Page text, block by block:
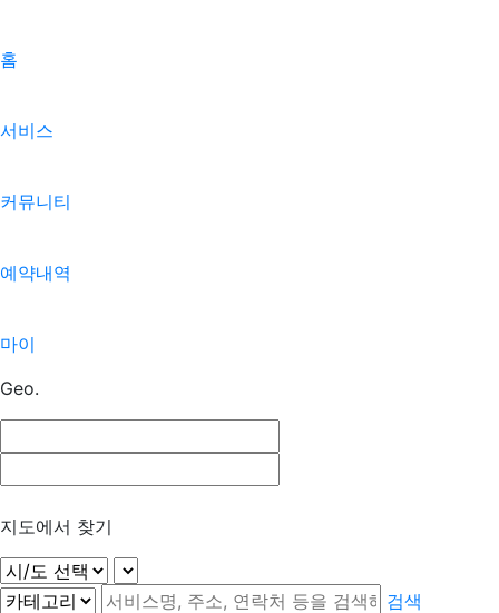
홈
서비스
커뮤니티
예약내역
마이
Geo.
지도에서 찾기
검색